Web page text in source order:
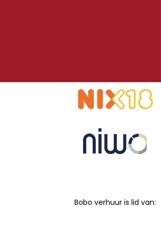
Bobo verhuur is lid van: